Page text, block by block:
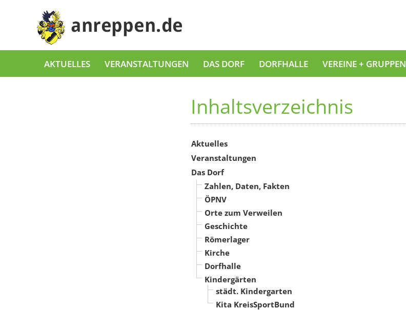
AKTUELLES VERANSTALTUNGEN DAS DORF DORFHALLE VEREINE + GRUPPEN
Inhaltsverzeichnis
Aktuelles
Veranstaltungen
Das Dorf
Zahlen, Daten, Fakten
ÖPNV
Orte zum Verweilen
Geschichte
Römerlager
Kirche
Dorfhalle
Kindergärten
städt. Kindergarten
Kita KreisSportBund